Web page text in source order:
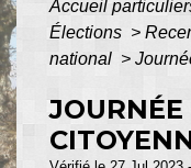
Accueil
Élections >
national >
JOURNÉE